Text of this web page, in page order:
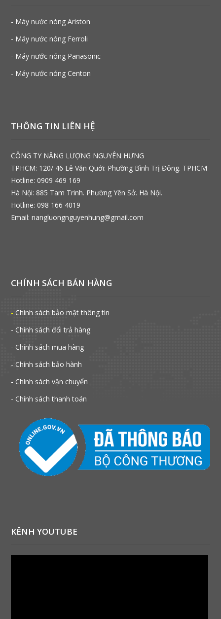
- Máy nước nóng Ariston
- Máy nước nóng Ferroli
- Máy nước nóng Panasonic
- Máy nước nóng Centon
THÔNG TIN LIÊN HỆ
CÔNG TY NĂNG LƯỢNG NGUYÊN HƯNG
TPHCM: 120/ 46 Lê Văn Quới: Phường Bình Trị Đông. TPHCM
Hotline: 0909 469 169
Hà Nội: 885 Tam Trinh. Phường Yên Sở. Hà Nội.
Hotline: 098 166 4019
Email: nangluongnguyenhung@gmail.com
CHÍNH SÁCH BÁN HÀNG
- Chính sách bảo mật thông tin
- Chính sách đổi trả hàng
- Chính sách mua hàng
- Chính sách bảo hành
- Chính sách vận chuyển
- Chính sách thanh toán
KÊNH YOUTUBE